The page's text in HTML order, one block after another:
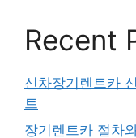
Recent
신차장기렌트카
트
장기렌트카 절차